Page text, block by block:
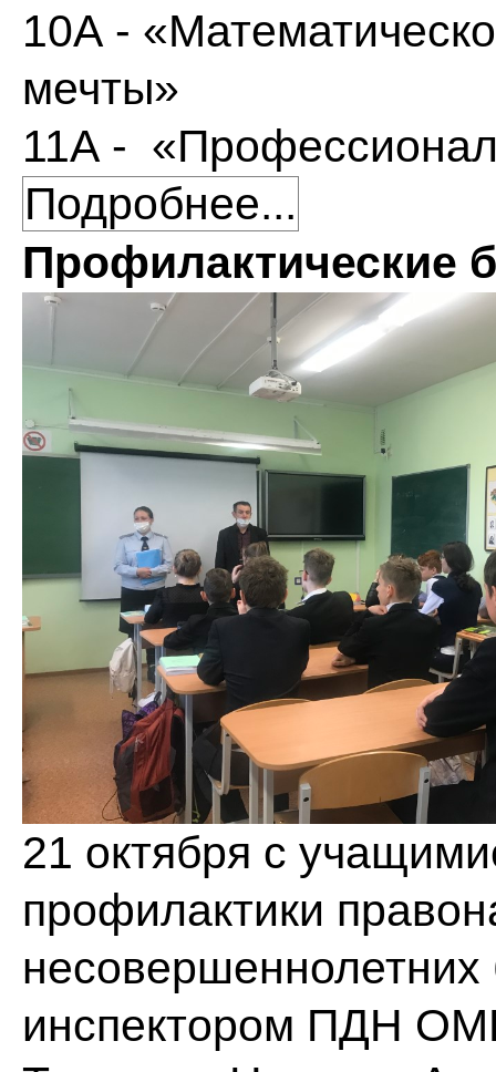
10А -
мечты»
11А -
Подробнее...
Профилактические
21 октября с
профилактики
несовершеннолетних
инспектором ПДН